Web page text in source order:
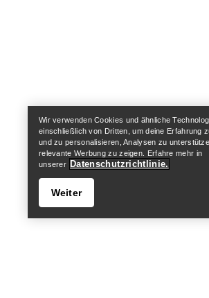
Wir verwenden Cookies und ähnliche
einschließlich von Dritten, um deine Erfahrung
und zu personalisieren, Analysen zu
relevante Werbung zu zeigen. Erfahre mehr in
unserer Datenschutzrichtlinie.
Weiter